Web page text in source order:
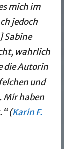
mich im
jedoch
Sabine
wahrlich
die Autorin
und
Mir haben
(Karin F.